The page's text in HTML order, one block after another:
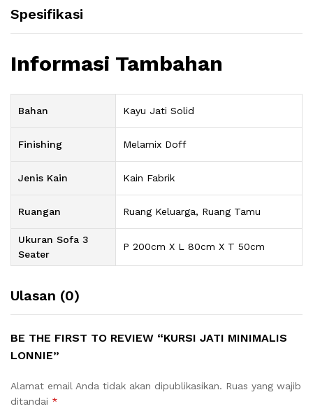
Spesifikasi
Informasi Tambahan
Bahan Kayu Jati Solid
Finishing Melamix Doff
Jenis Kain Kain Fabrik
Ruangan Ruang Keluarga, Ruang Tamu
Ukuran Sofa 3
Seater
P 200cm X L 80cm X T 50cm
Ulasan (0)
BE THE FIRST TO REVIEW “KURSI JATI MINIMALIS
LONNIE”
Alamat email Anda tidak akan dipublikasikan. Ruas yang wajib
ditandai *